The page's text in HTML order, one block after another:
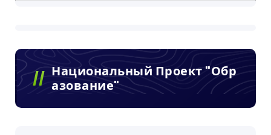
Национальный Проект "Обр
Азование"